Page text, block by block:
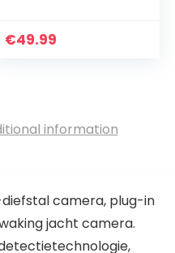
€49.99
information
camera, plug-in
jacht camera.